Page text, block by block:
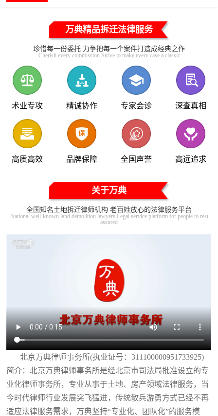
万典精品拆迁法律服务
珍惜每一份委托 力争把每一个案件打造成经典之作
Cherish every commission Strive to make every case a classic
术业专攻 精诚协作 专家会诊 深查真相
高质高效 品牌保障 全国声誉 高远追求
关于万典
全国知名土地拆迁律师机构 老百姓放心的法律服务平台
National well-known land demolition lawyers Legal service platform for people to rest
assured
北京万典律师事务所(执业证号：311100000951733925)
简介：北京万典律师事务所是经北京市司法局批准设立的专
业化律师事务所，专业从事于土地、房产领域法律服务，当
今时代律师行业发展突飞猛进，传统散兵游勇方式已经不再
适应法律服务需求，万典坚持“专业化、团队化”的服务模